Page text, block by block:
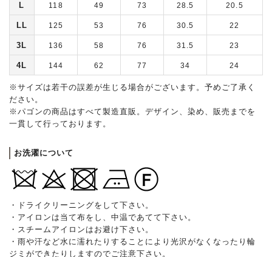
L 118 49 73 28.5 20.5
LL 125 53 76 30.5 22
3L 136 58 76 31.5 23
4L 144 62 77 34 24
※サイズは若干の誤差が生じる場合がございます。予めご了承く
ださい。
※パゴンの商品はすべて製造直販。デザイン、染め、販売までを
一貫して行っております。
お洗濯について
・ドライクリーニングをして下さい。
・アイロンは当て布をし、中温であてて下さい。
・スチームアイロンはお避け下さい。
・雨や汗など水に濡れたりすることにより光沢がなくなったり輪
ジミができたりしますのでご注意下さい。